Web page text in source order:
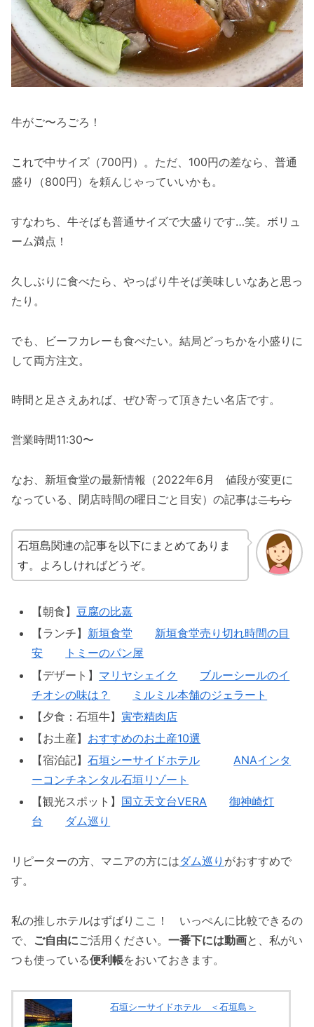
牛がご〜ろごろ！
これで中サイズ（700円）。ただ、100円の差なら、普通
盛り（800円）を頼んじゃっていいかも。
すなわち、牛そばも普通サイズで大盛りです…笑。ボリュ
ーム満点！
久しぶりに食べたら、やっぱり牛そば美味しいなあと思っ
たり。
でも、ビーフカレーも食べたい。結局どっちかを小盛りに
して両方注文。
時間と足さえあれば、ぜひ寄って頂きたい名店です。
営業時間11:30〜
なお、新垣食堂の最新情報（2022年6月 値段が変更に
なっている、閉店時間の曜日ごと目安）の記事はこちら
石垣島関連の記事を以下にまとめてありま
す。よろしければどうぞ。
【朝食】豆腐の比嘉
【ランチ】 新垣食堂
新垣食堂売り切れ時間の目
安
トミーのパン屋
【デザート】 マリヤシェイク
ブルーシールのイ
チオシの味は？
ミルミル本舗のジェラート
【夕食：石垣牛】 寅壱精肉店
【お土産】 おすすめのお土産10選
【宿泊記】石垣シーサイドホテル
ANAインタ
ーコンチネンタル石垣リゾート
【観光スポット】 国立天文台VERA
御神崎灯
台
ダム巡り
リピーターの方、マニアの方にはダム巡り がおすすめで
す。
私の推しホテルはずばりここ！ いっぺんに比較できるの
で、 ご自由にご活用ください。 一番下には動画と、私がい
つも使っている便利帳をおいておきます。
石垣シーサイドホテル ＜石垣島＞